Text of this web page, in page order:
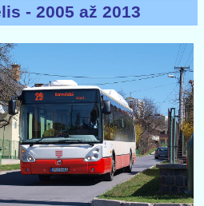
- 2005 až 2013